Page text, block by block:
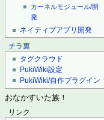
カーネルモジュール/開
発
ネイティブアプリ開発
チラ裏
タグクラウド
PukiWiki設定
PukiWiki/自作プラグイン
おなかすいた族！
リンク